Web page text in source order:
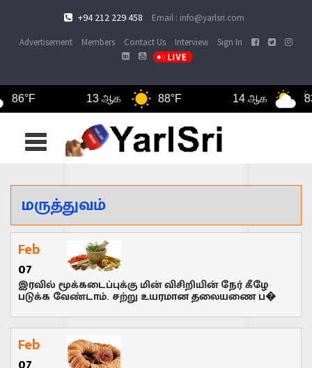
+94 212 229 458 Email : info@yarlsri.com
Advertisement Members Contact Us Interview Sign In
13 ஆக 88°F 14 ஆக 83°F
Toggle
navigation
மருத்துவம்
Feb
07
இரவில் மூக்கடைப்புக்கு மின் விசிறியின் நேர் கீழே
படுக்க வேண்டாம். சற்று உயரமான தலையணை ப�
Feb